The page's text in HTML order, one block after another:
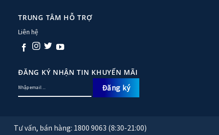
TRUNG TÂM HỖ TRỢ
Liên hệ
ĐĂNG KÝ NHẬN TIN KHUYẾN MÃI
Tư vấn, bán hàng: 1800 9063 (8:30-21:00)